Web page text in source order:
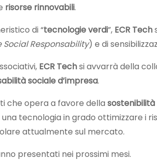
risorse rinnovabili.
di “tecnologie verdi”, ECR Tech
Social Responsability) e di
ECR Techsi avvarrà della
sociale d’impresa.
che opera a favore della
una tecnologia in grado ottimizzare i
attualmente sul mercato.
presentati nei prossimi mesi.